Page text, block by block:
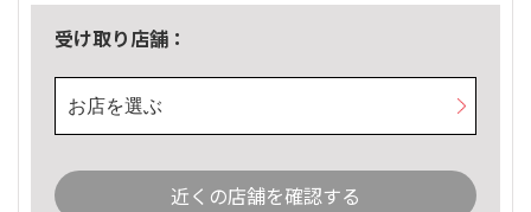
受け取り店舗：
お店を選ぶ
近くの店舗を確認する